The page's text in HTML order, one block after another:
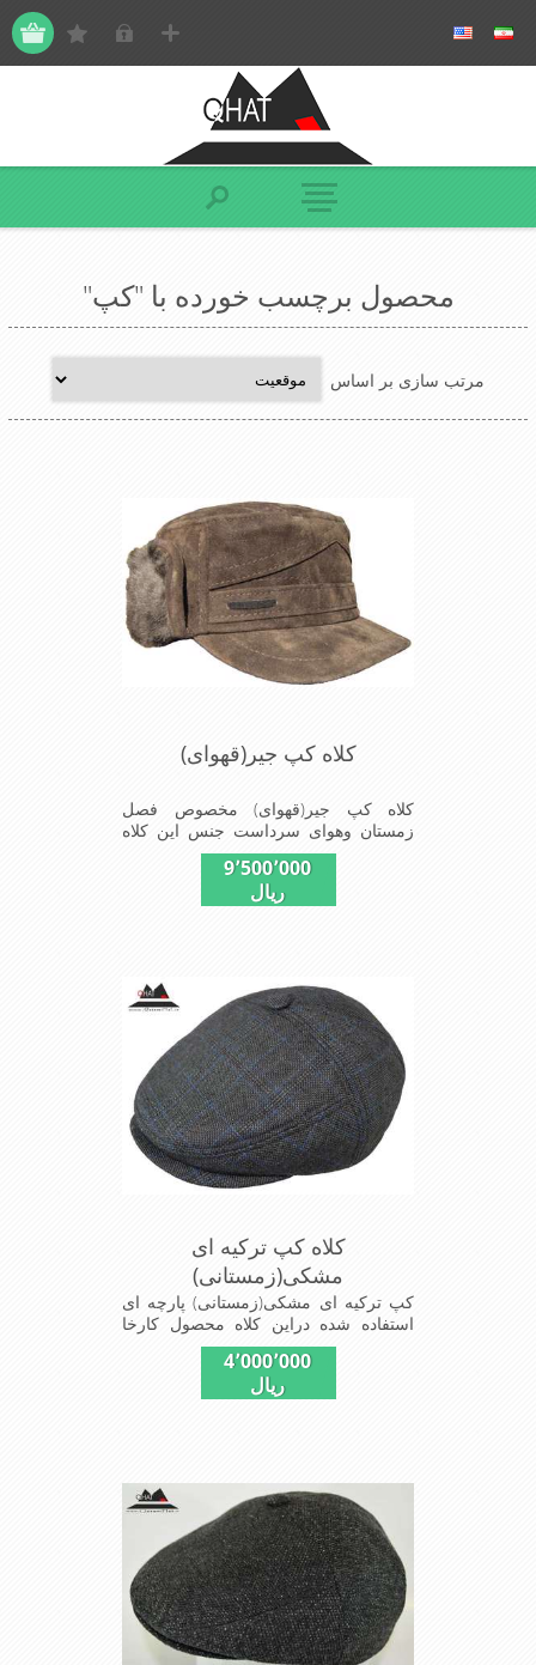
محصول برچسب خورده با "کپ"
مرتب سازی بر اساس
کلاه کپ جیر(قهوای)
کلاه کپ جیر(قهوای) مخصوص فصل
زمستان وهوای سرداست جنس این کلاه
ازجیر مصنوی تهیه شده است وآستری آن
ازجنس پولش(خزمصنویی)است این کلاه
بسیار شیک و زیبا می باشد دارای گوش
9٬500٬000
ریال
کلاه کپ ترکیه ای
مشکی(زمستانی)
کپ ترکیه ای مشکی(زمستانی) پارچه ای
استفاده شده دراین کلاه محصول کارخا
و65% نخ ترویرا است شیک ومناسب
افرادخوش پوش جنس عالی,دوخت
4٬000٬000
ریال